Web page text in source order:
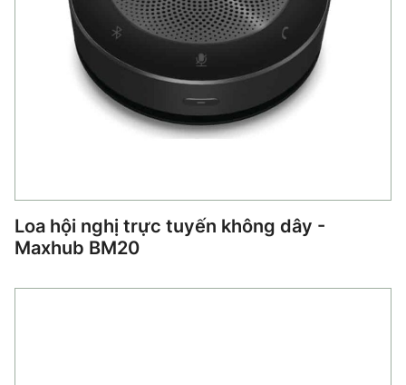
Loa hội nghị trực tuyến không dây -
Maxhub BM20